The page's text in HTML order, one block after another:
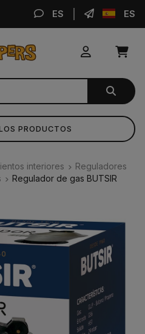
ES ES
PRODUCTOS
interiores
Reguladores
Regulador de gas BUTSIR